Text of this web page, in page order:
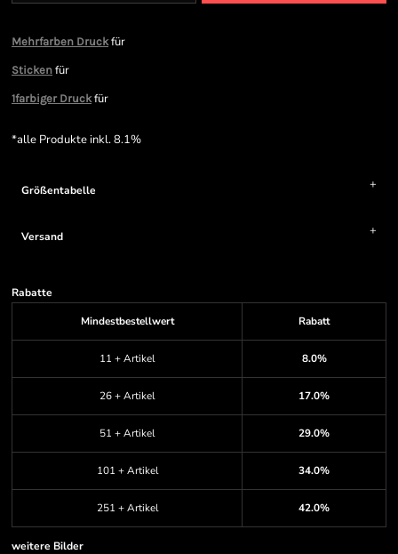
Mehrfarben Druckfür
Sticken für
1farbiger Druckfür
*alle Produkte inkl. 8.1%
Größentabelle
Versand
Rabatte
Mindestbestellwert
Rabatt
11 + Artikel 8.0%
26 + Artikel 17.0%
51 + Artikel 29.0%
101 + Artikel 34.0%
251 + Artikel 42.0%
weitere Bilder